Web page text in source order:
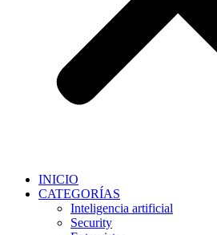
INICIO
CATEGORÍAS
Inteligencia artificial
Security